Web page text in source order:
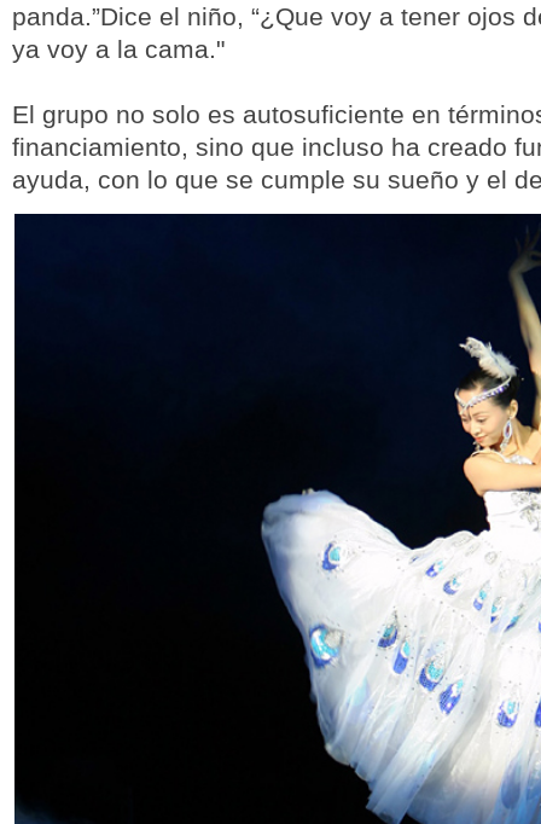
panda.”Dice el niño, “¿Que voy a tener ojos
ya voy a la cama."
El grupo no solo es autosuficiente en
financiamiento, sino que incluso ha creado
ayuda, con lo que se cumple su sueño y el